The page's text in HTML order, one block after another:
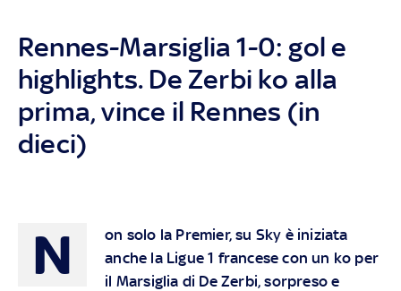
Rennes-Marsiglia 1-0: gol e
highlights. De Zerbi ko alla
prima, vince il Rennes (in
dieci)
N
on solo la Premier, su Sky è iniziata
anche la Ligue 1 francese con un ko per
il Marsiglia di De Zerbi, sorpreso e